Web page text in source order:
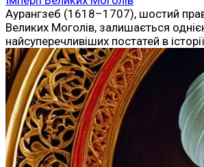
Аурангзеб (1618–1707), шостий
Великих Моголів, залишається
найсуперечливіших постатей в